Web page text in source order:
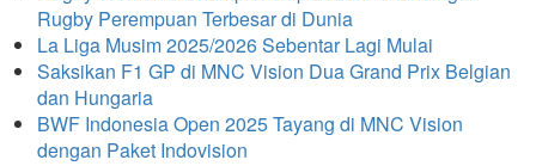
Rugby Perempuan Terbesar di Dunia
La Liga Musim 2025/2026 Sebentar Lagi Mulai
Saksikan F1 GP di MNC Vision Dua Grand Prix Belgian
dan Hungaria
BWF Indonesia Open 2025 Tayang di MNC Vision
dengan Paket Indovision